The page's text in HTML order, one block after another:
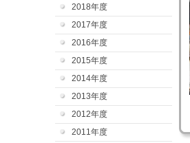
2018年度
2017年度
2016年度
2015年度
2014年度
2013年度
2012年度
2011年度